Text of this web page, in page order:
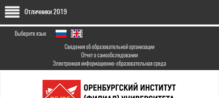
Перейти
основному
содержанию
Отличники 2019
Выберите язык
Сведения об образовательной организации
Отчет о самообследовании
Электронная информационно-образовательная среда